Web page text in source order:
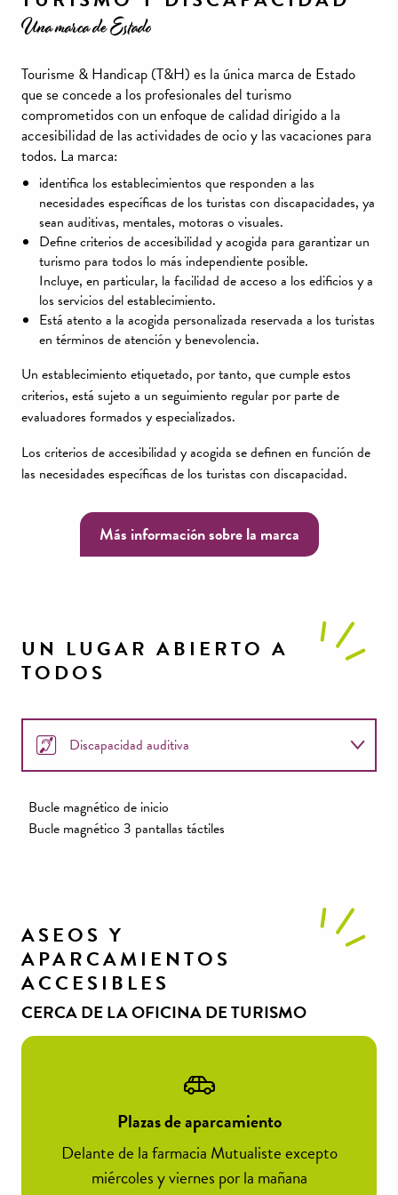
Una marca de Estado
Tourisme & Handicap (T&H) es la única marca de Estado
que se concede a los profesionales del turismo
comprometidos con un enfoque de calidad dirigido a la
accesibilidad de las actividades de ocio y las vacaciones para
todos. La marca:
identifica los establecimientos que responden a las
necesidades específicas de los turistas con discapacidades, ya
sean auditivas, mentales, motoras o visuales.
Define criterios de accesibilidad y acogida para garantizar un
turismo para todos lo más independiente posible.
Incluye, en particular, la facilidad de acceso a los edificios y a
los servicios del establecimiento.
Está atento a la acogida personalizada reservada a los turistas
en términos de atención y benevolencia.
Un establecimiento etiquetado, por tanto, que cumple estos
criterios, está sujeto a un seguimiento regular por parte de
evaluadores formados y especializados.
Los criterios de accesibilidad y acogida se definen en función de
las necesidades específicas de los turistas con discapacidad.
Más información sobre la marca
UN LUGAR ABIERTO A
TODOS
Discapacidad auditiva
Bucle magnético de inicio
Bucle magnético 3 pantallas táctiles
ASEOS Y
APARCAMIENTOS
ACCESIBLES
CERCA DE LA OFICINA DE TURISMO
Plazas de aparcamiento
Delante de la farmacia Mutualiste excepto
miércoles y viernes por la mañana